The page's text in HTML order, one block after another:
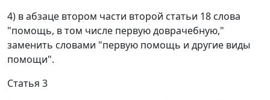
4) в абзаце втором части второй статьи 18 слова
"помощь, в том числе первую доврачебную,"
заменить словами "первую помощь и другие виды
помощи".
Статья 3